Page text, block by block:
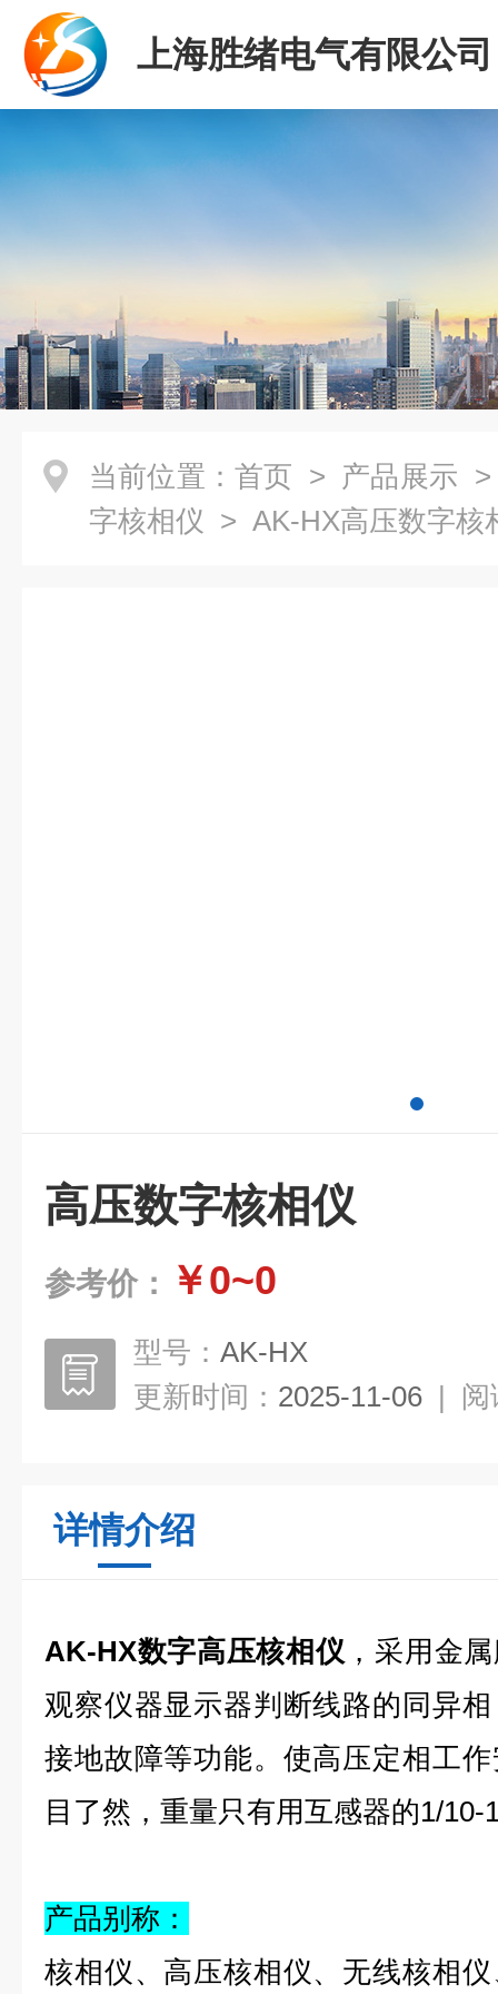
上海胜绪电气有限公司
当前位置： 首页 > 产品展示
字核相仪 > AK-HX高压数字核
高压数字核相仪
参考价： ￥0~0
型号： AK-HX
更新时间： 2025-11-06 | 阅
详情介绍
AK-HX数字高压核相仪 ，采用金
观察仪器显示器判断线路的同异
接地故障等功能。使高压定相工
目了然，重量只有用互感器的1/10-
产品别称：
核相仪、高压核相仪、无线核相